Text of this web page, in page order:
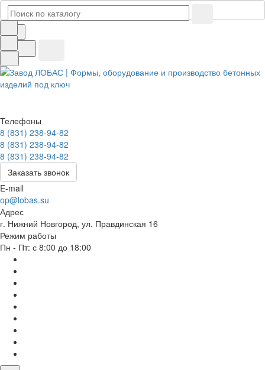
Телефоны
8 (831) 238-94-82
8 (831) 238-94-82
8 (831) 238-94-82
Заказать звонок
E-mail
op@lobas.su
Адрес
г. Нижний Новгород, ул. Правдинская 16
Режим работы
Пн - Пт: с 8:00 до 18:00